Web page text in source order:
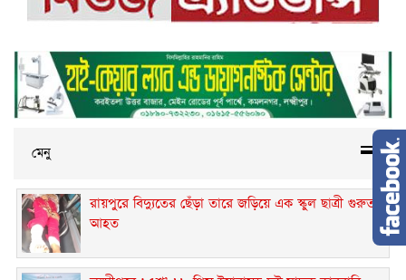
মেনু
রায়পুরে বিদ্যুতের ছেঁড়া তারে জড়িয়ে এক স্কুল ছাত্রী গুরুতর
আহত